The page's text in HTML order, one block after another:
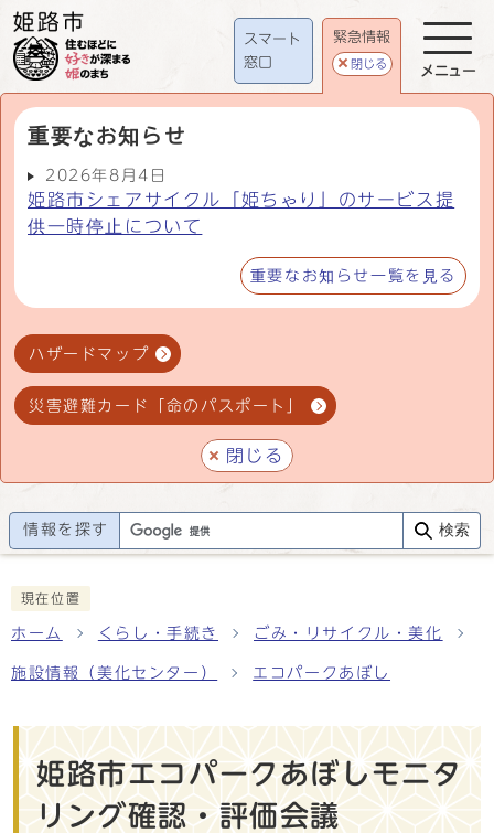
スマート
窓口
緊急情報
閉じる
重要なお知らせ
2026年8月4日
姫路市シェアサイクル「姫ちゃり」のサービス提
供一時停止について
重要なお知らせ一覧を見る
ハザードマップ
災害避難カード「命のパスポート」
閉じる
メニュー
情報を探す 検索
現在位置
ホーム くらし・手続き ごみ・リサイクル・美化
施設情報（美化センター） エコパークあぼし
姫路市エコパークあぼしモニタ
リング確認・評価会議